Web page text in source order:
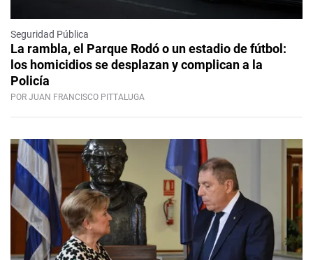
Seguridad Pública
La rambla, el Parque Rodó o un estadio de fútbol:
los homicidios se desplazan y complican a la
Policía
POR JUAN FRANCISCO PITTALUGA